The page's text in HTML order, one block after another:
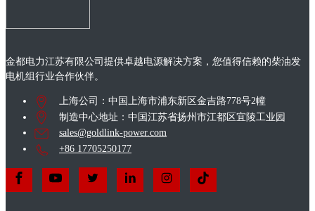
金都电力江苏有限公司提供卓越电源解决方案，您值得信赖的柴油发
电机组行业合作伙伴。
上海公司：中国上海市浦东新区金吉路778号2幢
制造中心地址：中国江苏省扬州市江都区宜陵工业园
sales@goldlink-power.com
+86 17705250177